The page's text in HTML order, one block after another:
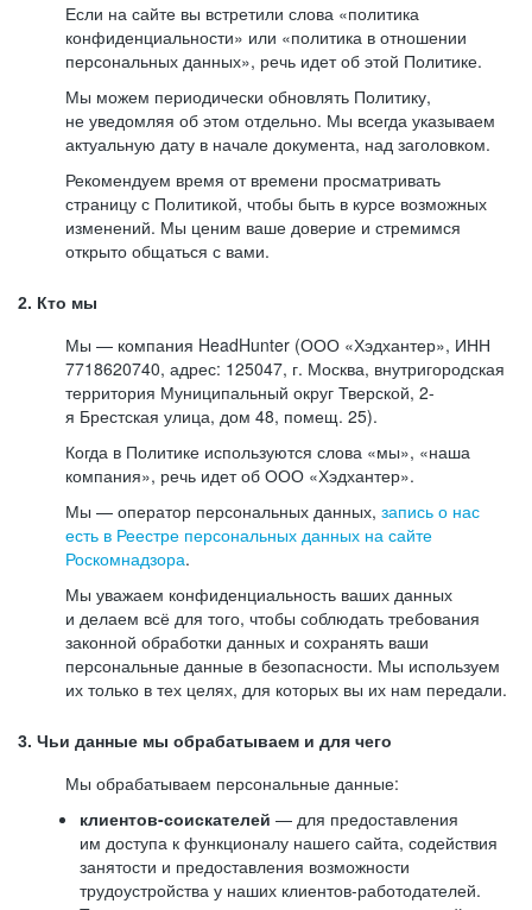
Если на сайте вы встретили слова «политика
конфиденциальности» или «политика в отношении
персональных данных», речь идет об этой Политике.
Мы можем периодически обновлять Политику,
не уведомляя об этом отдельно. Мы всегда указываем
актуальную дату в начале документа, над заголовком.
Рекомендуем время от времени просматривать
страницу с Политикой, чтобы быть в курсе возможных
изменений. Мы ценим ваше доверие и стремимся
открыто общаться с вами.
2. Кто мы
Мы — компания HeadHunter (ООО «Хэдхантер», ИНН
7718620740, адрес: 125047, г. Москва, внутригородская
территория Муниципальный округ Тверской, 2-
я Брестская улица, дом 48, помещ. 25).
Когда в Политике используются слова «мы», «наша
компания», речь идет об ООО «Хэдхантер».
Мы — оператор персональных данных, запись о нас
есть в Реестре персональных данных на сайте
Роскомнадзора.
Мы уважаем конфиденциальность ваших данных
и делаем всё для того, чтобы соблюдать требования
законной обработки данных и сохранять ваши
персональные данные в безопасности. Мы используем
их только в тех целях, для которых вы их нам передали.
3. Чьи данные мы обрабатываем и для чего
Мы обрабатываем персональные данные:
клиентов-соискателей — для предоставления
им доступа к функционалу нашего сайта, содействия
занятости и предоставления возможности
трудоустройства у наших клиентов-работодателей.